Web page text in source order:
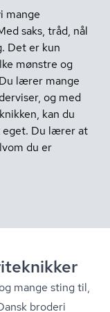
mange
saks, tråd, nål
Det er kun
mønstre og
lærer mange
og med
kan du
eget. Du lærer at
du er
mange sting til,
broderi